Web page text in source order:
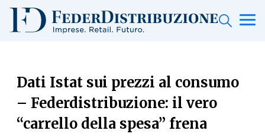
Dati Istat sui prezzi al consumo
– Federdistribuzione: il vero
“carrello della spesa” frena